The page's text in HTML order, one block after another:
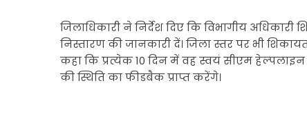
जिलाधिकारी ने निर्देश दिए कि विभागीय
निस्तारण की जानकारी दें। जिला स्तर पर भी
कहा कि प्रत्येक 10 दिन में वह स्वयं सीएम
की स्थिति का फीडबैक प्राप्त करेंगे।